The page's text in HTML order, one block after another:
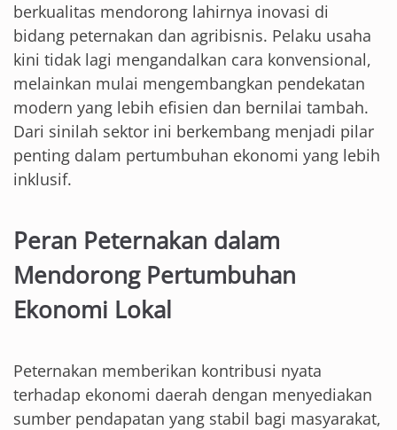
berkualitas mendorong lahirnya inovasi di
bidang peternakan dan agribisnis. Pelaku usaha
kini tidak lagi mengandalkan cara konvensional,
melainkan mulai mengembangkan pendekatan
modern yang lebih efisien dan bernilai tambah.
Dari sinilah sektor ini berkembang menjadi pilar
penting dalam pertumbuhan ekonomi yang lebih
inklusif.
Peran Peternakan dalam
Mendorong Pertumbuhan
Ekonomi Lokal
Peternakan memberikan kontribusi nyata
terhadap ekonomi daerah dengan menyediakan
sumber pendapatan yang stabil bagi masyarakat,